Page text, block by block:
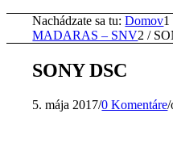
Nachádzate sa tu: Domov1
MADARAS – SNV2 /
SONY DSC
5. mája 2017/0 Komentáre/